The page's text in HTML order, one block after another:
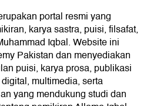
portal resmi yang
karya sastra, puisi, filsafat,
Iqbal. Website ini
Pakistan dan menyediakan
puisi, karya prosa, publikasi
multimedia, serta
yang mendukung studi dan